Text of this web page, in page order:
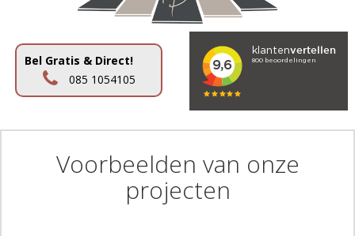
Bel Gratis & Direct!
085 1054105
Voorbeelden van onze
projecten